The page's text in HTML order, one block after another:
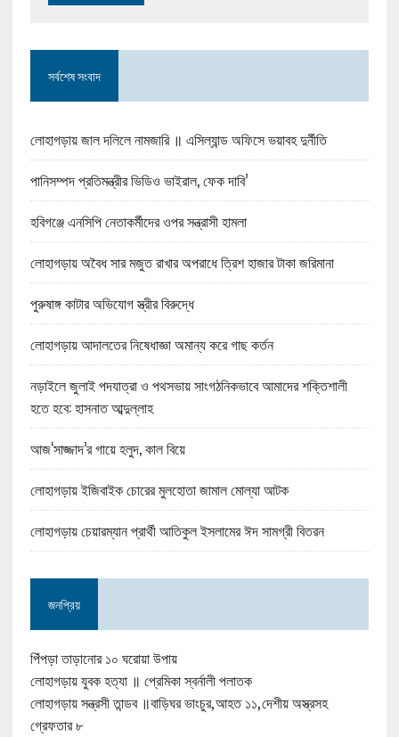
সর্বশেষ সংবাদ
লোহাগড়ায় জাল দলিলে নামজারি ॥ এসিল্যান্ড অফিসে ভয়াবহ দুর্নীতি
পানিসম্পদ প্রতিমন্ত্রীর ভিডিও ভাইরাল, ফেক দাবি’
হবিগঞ্জে এনসিপি নেতাকর্মীদের ওপর সন্ত্রাসী হামলা
লোহাগড়ায় অবৈধ সার মজুত রাখার অপরাধে ত্রিশ হাজার টাকা জরিমানা
পুরুষাঙ্গ কাটার অভিযোগ স্ত্রীর বিরুদ্ধে
লোহাগড়ায় আদালতের নিষেধাজ্ঞা অমান্য করে গাছ কর্তন
নড়াইলে জুলাই পদযাত্রা ও পথসভায় সাংগঠনিকভাবে আমাদের শক্তিশালী
হতে হবে: হাসনাত আব্দুল্লাহ
আজ‘সাজ্জাদ’র গায়ে হলুদ, কাল বিয়ে
লোহাগড়ায় ইজিবাইক চোরের মুলহোতা জামাল মোল্যা আটক
লোহাগড়ায় চেয়ারম্যান প্রার্থী আতিকুল ইসলামের ঈদ সামগ্রী বিতরন
জনপ্রিয়
পিঁপড়া তাড়ানোর ১০ ঘরোয়া উপায়
লোহাগড়ায় যুবক হত্যা ॥ প্রেমিকা স্বর্নালী পলাতক
লোহাগড়ায় সন্ত্রসী তান্ডব ॥বাড়িঘর ভাংচুর,আহত ১১,দেশীয় অস্ত্রসহ
গ্রেফতার ৮